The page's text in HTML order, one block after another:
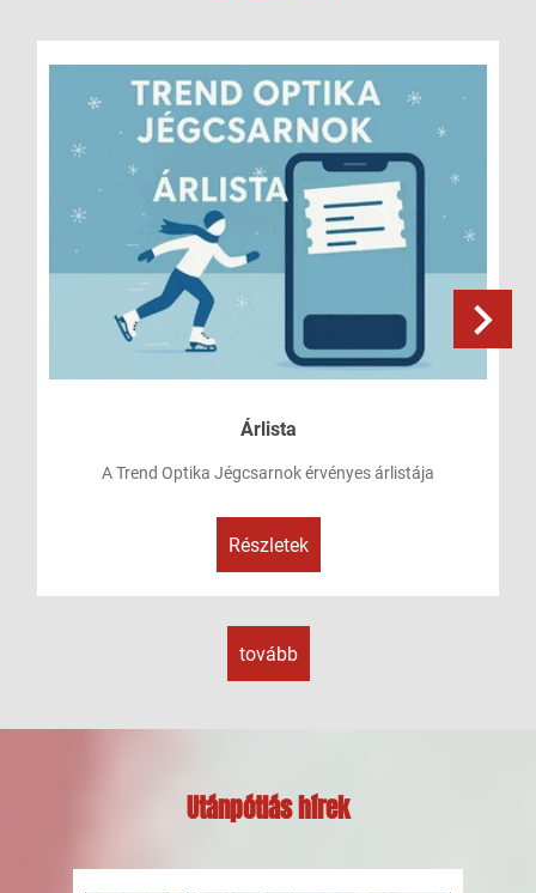
Árlista
A Trend Optika Jégcsarnok érvényes árlistája
Részletek
tovább
Utánpótlás hírek